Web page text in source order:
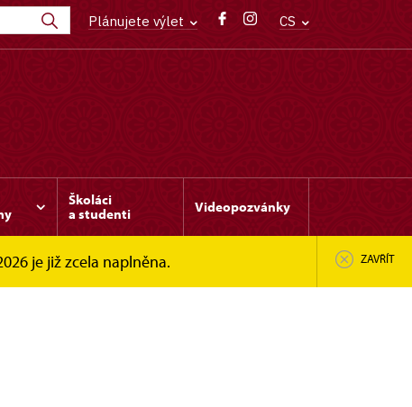
Plánujete výlet CS
Školáci
a studenti
Videopozvánky
je již zcela naplněna. ZAVŘÍT